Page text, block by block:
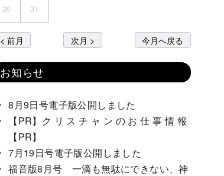
30 31
< 前月 次月 > 今月へ戻る
お知らせ
8月9日号電子版公開しました
【PR】ク リ ス チ ャ ン の お 仕 事 情 報
【PR】
7月19日号電子版公開しました
福音版8月号 一滴も無駄にできない、神